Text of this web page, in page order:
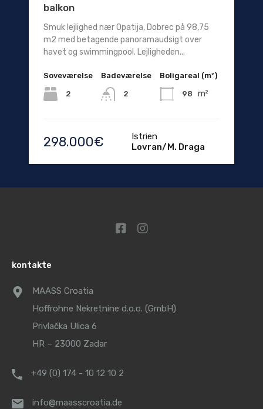
balkon
Smuk lejlighed nær Opatija, Dobrec på 98,75
m2 med betagende panoramaudsigt over
havet og swimmingpool. Lejligheden...
Soveværelse
2
Badeværelse
2
Boligareal (m²)
98 m²
298.000€
Istrien
Lovran/M. Draga
kontakte
MAASS Croatia
Hoffrohne Nekretnine d.o.o. (GmbH)
Privlačka Ulica 6
HR – 23000 Zadar
+49 (0) 174 - 10 12 10 2
info@maasscroatia.de